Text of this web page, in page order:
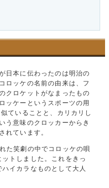
日本に伝わったのは明治の
ロッケの名前の由来は、フ
クロケットがなまったもの
ッケーというスポーツの用
ていることと、カリカリし
う意味のクロッカーからき
れています。
た笑劇の中でコロッケの唄
トしました。これをきっ
イカラなものとして大人